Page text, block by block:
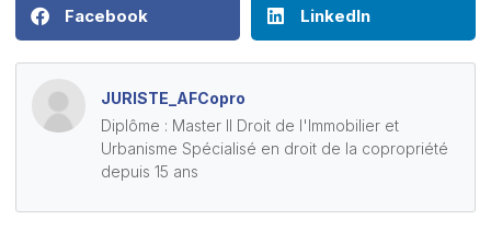
Facebook LinkedIn
JURISTE_AFCopro
Diplôme : Master II Droit de l'Immobilier et
Urbanisme Spécialisé en droit de la copropriété
depuis 15 ans